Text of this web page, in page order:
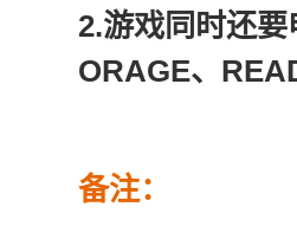
2.游戏同时还要
ORAGE、
备注：